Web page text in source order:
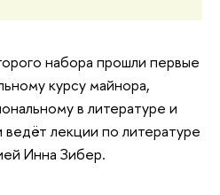
набора прошли первые
курсу майнора,
в литературе и
ведёт лекции по литературе
Инна Зибер.